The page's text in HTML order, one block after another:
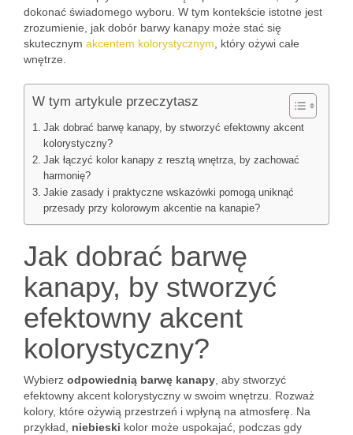
dokonać świadomego wyboru. W tym kontekście istotne jest
zrozumienie, jak dobór barwy kanapy może stać się
skutecznym akcentem kolorystycznym , który ożywi całe
wnętrze.
W tym artykule przeczytasz
Jak dobrać barwę kanapy, by stworzyć efektowny akcent
kolorystyczny?
Jak łączyć kolor kanapy z resztą wnętrza, by zachować
harmonię?
Jakie zasady i praktyczne wskazówki pomogą uniknąć
przesady przy kolorowym akcentie na kanapie?
Jak dobrać barwę
kanapy, by stworzyć
efektowny akcent
kolorystyczny?
Wybierz odpowiednią barwę kanapy , aby stworzyć
efektowny akcent kolorystyczny w swoim wnętrzu. Rozważ
kolory, które ożywią przestrzeń i wpłyną na atmosferę. Na
przykład, niebieski kolor może uspokajać, podczas gdy